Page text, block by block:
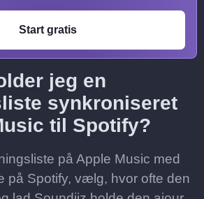
Start gratis
jeg en
synkroniseret
til Spotify?
på Apple Music med
på Spotify, vælg, hvor ofte den